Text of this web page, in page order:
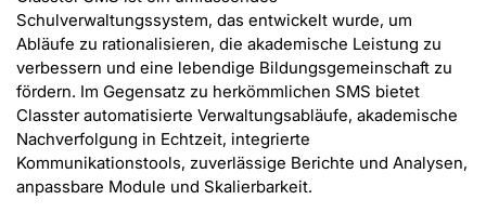
Schulverwaltungssystem, das entwickelt wurde, um
Abläufe zu rationalisieren, die akademische Leistung zu
verbessern und eine lebendige Bildungsgemeinschaft zu
fördern. Im Gegensatz zu herkömmlichen SMS bietet
Classter automatisierte Verwaltungsabläufe, akademische
Nachverfolgung in Echtzeit, integrierte
Kommunikationstools, zuverlässige Berichte und Analysen,
anpassbare Module und Skalierbarkeit.